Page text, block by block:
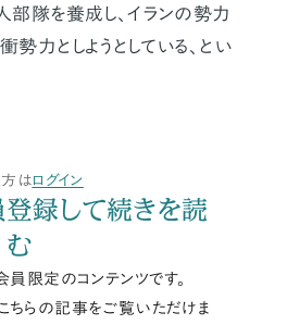
部隊を養成し、イランの勢力
力としようとしている、とい
はログイン
録して続きを読
む
員限定のコンテンツです。
ちらの記事をご覧いただけま